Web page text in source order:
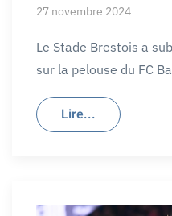
27 novembre 2024
Le Stade Brestois a
sur la pelouse du FC
Lire...